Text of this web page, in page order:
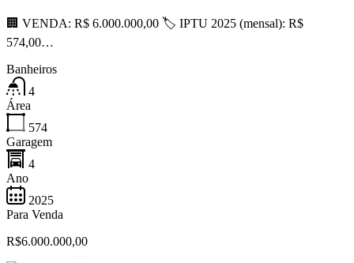
🏢 VENDA: R$ 6.000.000,00 🏷 IPTU 2025 (mensal): R$
574,00…
Banheiros
4
Área
574
Garagem
4
Ano
2025
Para Venda
R$6.000.000,00